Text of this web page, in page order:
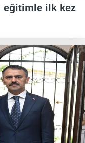
eğitimle ilk kez